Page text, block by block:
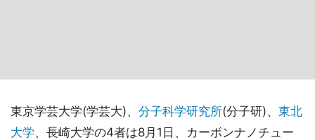
東京学芸大学(学芸大)、 分子科学研究所(分子研)、 東北
大学、長崎大学の4者は8月1日、カーボンナノチュー